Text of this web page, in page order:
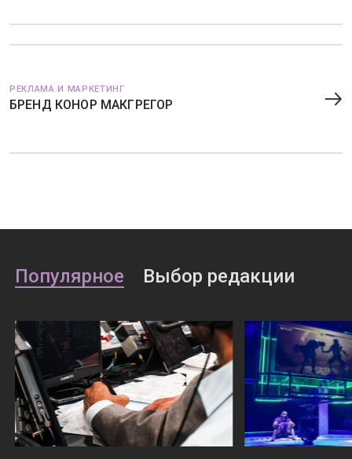
РЕКЛАМА И МАРКЕТИНГ
БРЕНД КОНОР МАКГРЕГОР
Популярное Выбор редакции